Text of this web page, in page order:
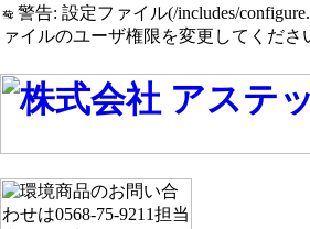
警告: 設定ファイル(/includes/
ァイルのユーザ権限を変更してくださ